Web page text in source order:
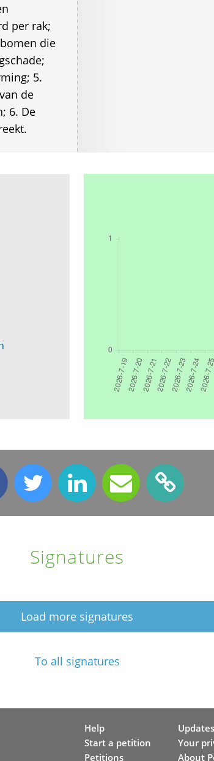
per rak;
die
5.
de
6. De
Signatures
Load more signatures
To all signatures
Help
Start a petition
Petitions
Updates
Your
About